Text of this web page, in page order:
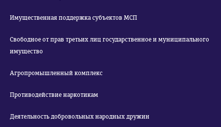
Имущественная поддержка субъектов МСП
Свободное от прав третьих лиц государственное и муниципального
имущество
Агропромышленный комплекс
Противодействие наркотикам
Деятельность добровольных народных дружин